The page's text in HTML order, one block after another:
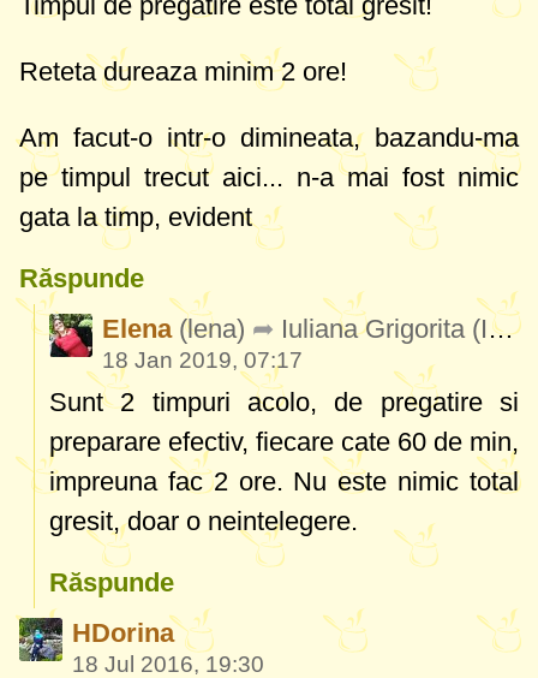
Reteta dureaza minim 2 ore!
Am facut-o intr-o dimineata, bazandu-ma
pe timpul trecut aici... n-a mai fost nimic
gata la timp, evident
Răspunde
Elena (lena) Iuliana Grigorita (IulianaGrigorita125)
18 Jan 2019, 07:17
Sunt 2 timpuri acolo, de pregatire si
preparare efectiv, fiecare cate 60 de min,
impreuna fac 2 ore. Nu este nimic total
gresit, doar o neintelegere.
Răspunde
HDorina
18 Jul 2016, 19:30